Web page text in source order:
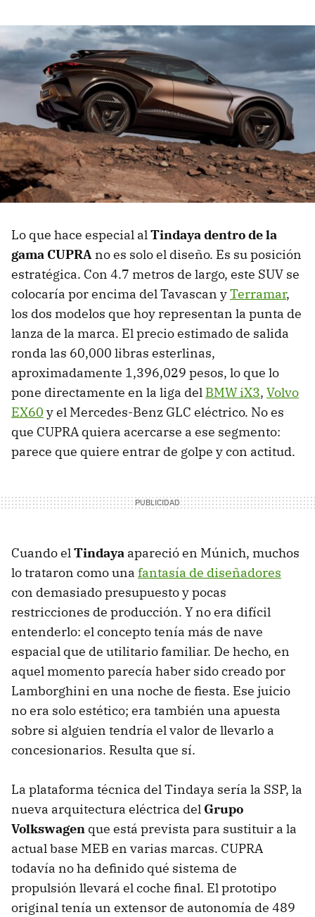
Lo que hace especial alTindaya dentro de la
gama CUPRA no es solo el diseño. Es su posición
estratégica. Con 4.7 metros de largo, este SUV se
colocaría por encima del Tavascan yTerramar,
los dos modelos que hoy representan la punta de
lanza de la marca. El precio estimado de salida
ronda las 60,000 libras esterlinas,
aproximadamente 1,396,029 pesos, lo que lo
pone directamente en la liga del BMW iX3, Volvo
EX60 y el Mercedes-Benz GLC eléctrico. No es
que CUPRA quiera acercarse a ese segmento:
parece que quiere entrar de golpe y con actitud.
Cuando elTindaya apareció en Múnich, muchos
lo trataron como una fantasía de diseñadores
con demasiado presupuesto y pocas
restricciones de producción. Y no era difícil
entenderlo: el concepto tenía más de nave
espacial que de utilitario familiar. De hecho, en
aquel momento parecía haber sido creado por
Lamborghini en una noche de fiesta. Ese juicio
no era solo estético; era también una apuesta
sobre si alguien tendría el valor de llevarlo a
concesionarios. Resulta que sí.
La plataforma técnica del Tindaya sería la SSP, la
nueva arquitectura eléctrica del Grupo
Volkswagen que está prevista para sustituir a la
actual base MEB en varias marcas. CUPRA
todavía no ha definido qué sistema de
propulsión llevará el coche final. El prototipo
original tenía un extensor de autonomía de 489